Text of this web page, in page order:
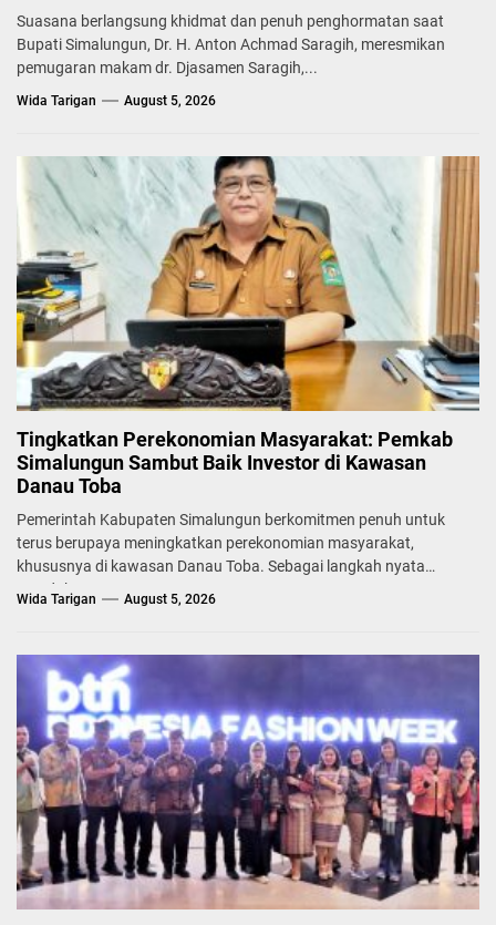
Suasana berlangsung khidmat dan penuh penghormatan saat
Bupati Simalungun, Dr. H. Anton Achmad Saragih, meresmikan
pemugaran makam dr. Djasamen Saragih,...
Wida Tarigan August 5, 2026
Tingkatkan Perekonomian Masyarakat: Pemkab
Simalungun Sambut Baik Investor di Kawasan
Danau Toba
Pemerintah Kabupaten Simalungun berkomitmen penuh untuk
terus berupaya meningkatkan perekonomian masyarakat,
khususnya di kawasan Danau Toba. Sebagai langkah nyata
mendukung...
Wida Tarigan August 5, 2026